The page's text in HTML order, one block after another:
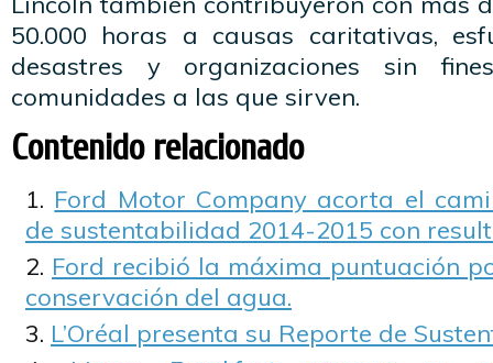
50.000 horas a causas caritativas,
desastres y organizaciones sin
comunidades a las que sirven.
Contenido relacionado
Ford Motor Company acorta el
de sustentabilidad 2014-2015 con
Ford recibió la máxima puntuación
conservación del agua.
L’Oréal presenta su Reporte de